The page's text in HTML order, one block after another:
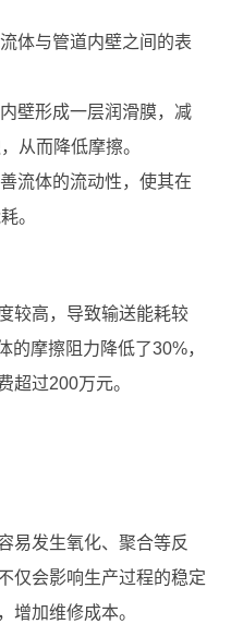
体与管道内壁之间的表
壁形成一层润滑膜，减
从而降低摩擦。
流体的流动性，使其在
。
较高，导致输送能耗较
的摩擦阻力降低了30%，
超过200万元。
易发生氧化、聚合等反
仅会影响生产过程的稳定
增加维修成本。